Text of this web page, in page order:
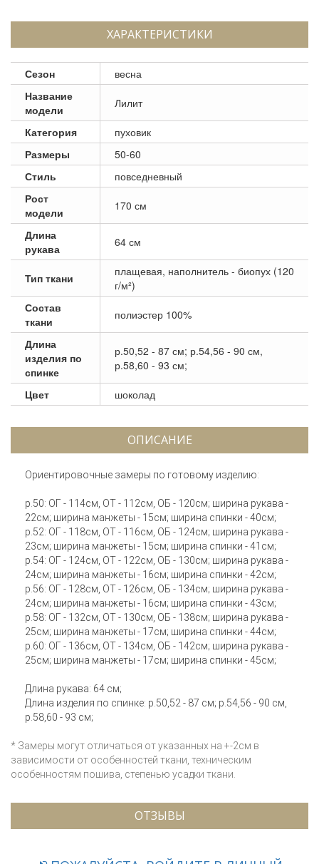
ХАРАКТЕРИСТИКИ
Сезон
весна
Название
модели
Лилит
Категория
пуховик
Размеры
50-60
Стиль
повседневный
Рост
модели
170 см
Длина
рукава
64 см
Тип ткани
плащевая, наполнитель - биопух (120
г/м²)
Состав
ткани
полиэстер 100%
Длина
изделия по
спинке
р.50,52 - 87 см; р.54,56 - 90 см,
р.58,60 - 93 см;
Цвет шоколад
ОПИСАНИЕ
Ориентировочные замеры по готовому изделию:
р.50: ОГ - 114см, ОТ - 112см, ОБ - 120см; ширина рукава -
22см; ширина манжеты - 15см; ширина спинки - 40см;
р.52: ОГ - 118см, ОТ - 116см, ОБ - 124см; ширина рукава -
23см; ширина манжеты - 15см; ширина спинки - 41см;
р.54: ОГ - 124см, ОТ - 122см, ОБ - 130см; ширина рукава -
24см; ширина манжеты - 16см; ширина спинки - 42см;
р.56: ОГ - 128см, ОТ - 126см, ОБ - 134см; ширина рукава -
24см; ширина манжеты - 16см; ширина спинки - 43см;
р.58: ОГ - 132см, ОТ - 130см, ОБ - 138см; ширина рукава -
25см; ширина манжеты - 17см; ширина спинки - 44см;
р.60: ОГ - 136см, ОТ - 134см, ОБ - 142см; ширина рукава -
25см; ширина манжеты - 17см; ширина спинки - 45см;
Длина рукава: 64 см;
Длина изделия по спинке: р.50,52 - 87 см; р.54,56 - 90 см,
р.58,60 - 93 см;
* Замеры могут отличаться от указанных на +-2см в
зависимости от особенностей ткани, техническим
особенностям пошива, степенью усадки ткани.
ОТЗЫВЫ